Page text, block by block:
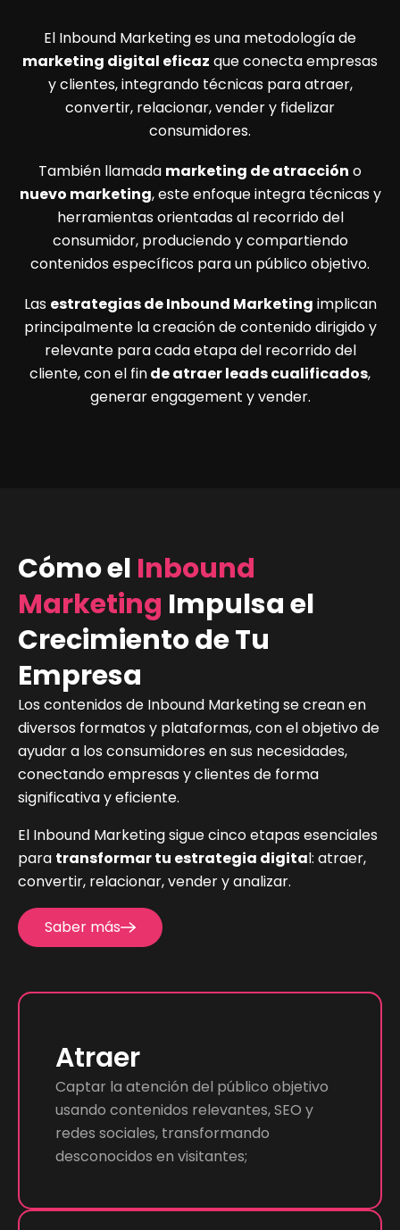
El Inbound Marketing es una metodología de
marketing digital eficaz que conecta empresas
y clientes, integrando técnicas para atraer,
convertir, relacionar, vender y fidelizar
consumidores.
También llamada marketing de atracción o
nuevo marketing, este enfoque integra técnicas y
herramientas orientadas al recorrido del
consumidor, produciendo y compartiendo
contenidos específicos para un público objetivo.
Las estrategias de Inbound Marketing implican
principalmente la creación de contenido dirigido y
relevante para cada etapa del recorrido del
cliente, con el finde atraer leads cualificados,
generar engagement y vender.
Cómo el Inbound
Marketing Impulsa el
Crecimiento de Tu
Empresa
Los contenidos de Inbound Marketing se crean en
diversos formatos y plataformas, con el objetivo de
ayudar a los consumidores en sus necesidades,
conectando empresas y clientes de forma
significativa y eficiente.
El Inbound Marketing sigue cinco etapas esenciales
para transformar tu estrategia digital: atraer,
convertir, relacionar, vender y analizar.
Saber más
Atraer
Captar la atención del público objetivo
usando contenidos relevantes, SEO y
redes sociales, transformando
desconocidos en visitantes;